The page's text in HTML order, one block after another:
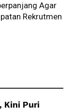
Agar
Rekrutmen
Kini Puri